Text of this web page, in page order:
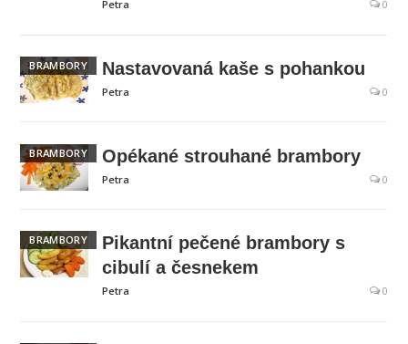
Petra 0
BRAMBORY Nastavovaná kaše s pohankou
Petra 0
BRAMBORY Opékané strouhané brambory
Petra 0
BRAMBORY
Pikantní pečené brambory s
cibulí a česnekem
Petra 0